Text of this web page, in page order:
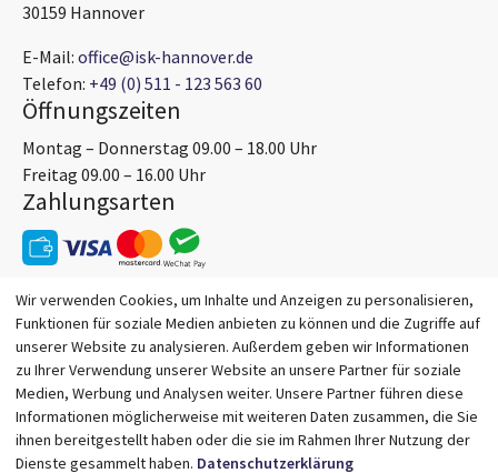
30159 Hannover
E-Mail: office@isk-hannover.de
Telefon: +49 (0) 511 - 123 563 60
Öffnungszeiten
Montag – Donnerstag 09.00 – 18.00 Uhr
Freitag 09.00 – 16.00 Uhr
Zahlungsarten
Wir verwenden Cookies, um Inhalte und Anzeigen zu personalisieren,
Funktionen für soziale Medien anbieten zu können und die Zugriffe auf
unserer Website zu analysieren. Außerdem geben wir Informationen
zu Ihrer Verwendung unserer Website an unsere Partner für soziale
Medien, Werbung und Analysen weiter. Unsere Partner führen diese
Informationen möglicherweise mit weiteren Daten zusammen, die Sie
ihnen bereitgestellt haben oder die sie im Rahmen Ihrer Nutzung der
Dienste gesammelt haben. Datenschutzerklärung